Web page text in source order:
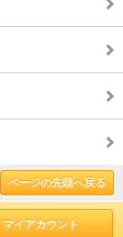
ページの先頭へ戻る
マイアカウント